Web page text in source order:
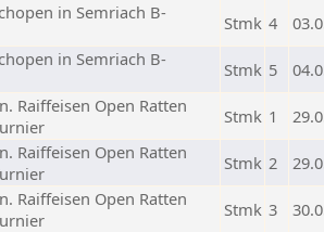
in Semriach B-
Stmk 4
in Semriach B-
Stmk 5
Raiffeisen Open Ratten
Stmk 1
Raiffeisen Open Ratten
Stmk 2
Raiffeisen Open Ratten
Stmk 3